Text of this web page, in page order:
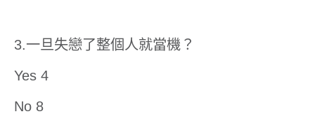
3.一旦失戀了整個人就當機？
Yes 4
No 8